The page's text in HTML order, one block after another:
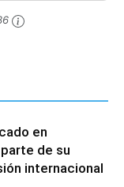
en
de su
internacional